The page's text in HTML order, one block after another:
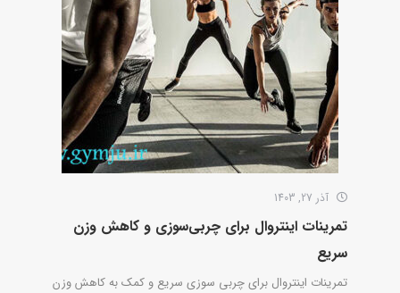
آذر 27, 1403
تمرینات اینتروال برای چربی‌سوزی و کاهش وزن
سریع
تمرینات اینتروال برای چربی سوزی سریع و کمک به کاهش وزن